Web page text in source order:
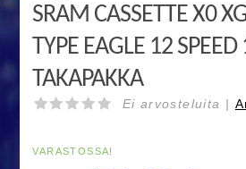
SRAM CASSETTE X0
TYPE EAGLE 12 SPEED
TAKAPAKKA
Ei arvosteluita |
VARASTOSSA!